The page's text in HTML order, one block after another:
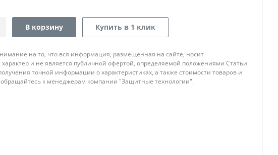
В корзину Купить в 1 клик
на то, что вся информация, размещенная на сайте, носит
и не является публичной офертой, определяемой положениями Статьи
точной информации о характеристиках, а также стоимости товаров и
обращайтесь к менеджерам компании "Защитные технологии".